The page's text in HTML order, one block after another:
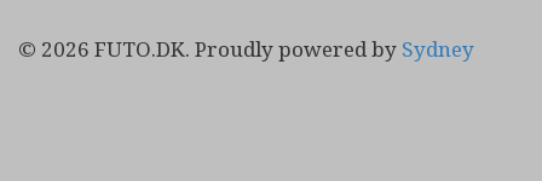
© 2026 FUTO.DK. Proudly powered by Sydney